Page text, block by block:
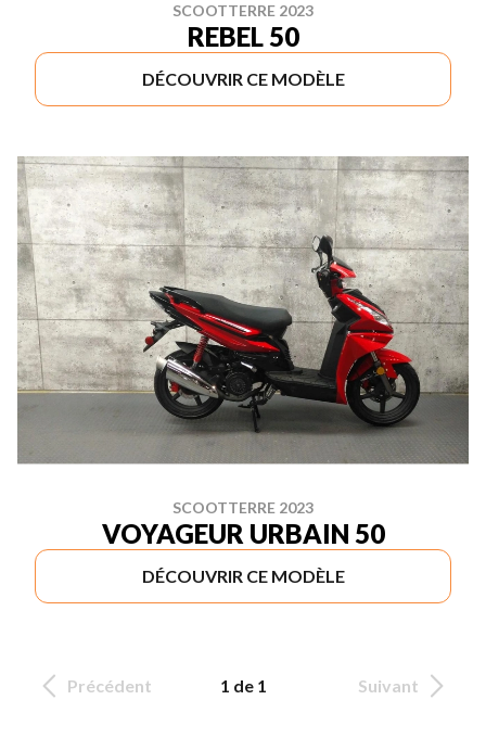
SCOOTTERRE 2023
REBEL 50
DÉCOUVRIR CE MODÈLE
SCOOTTERRE 2023
VOYAGEUR URBAIN 50
DÉCOUVRIR CE MODÈLE
Précédent 1 de 1 Suivant